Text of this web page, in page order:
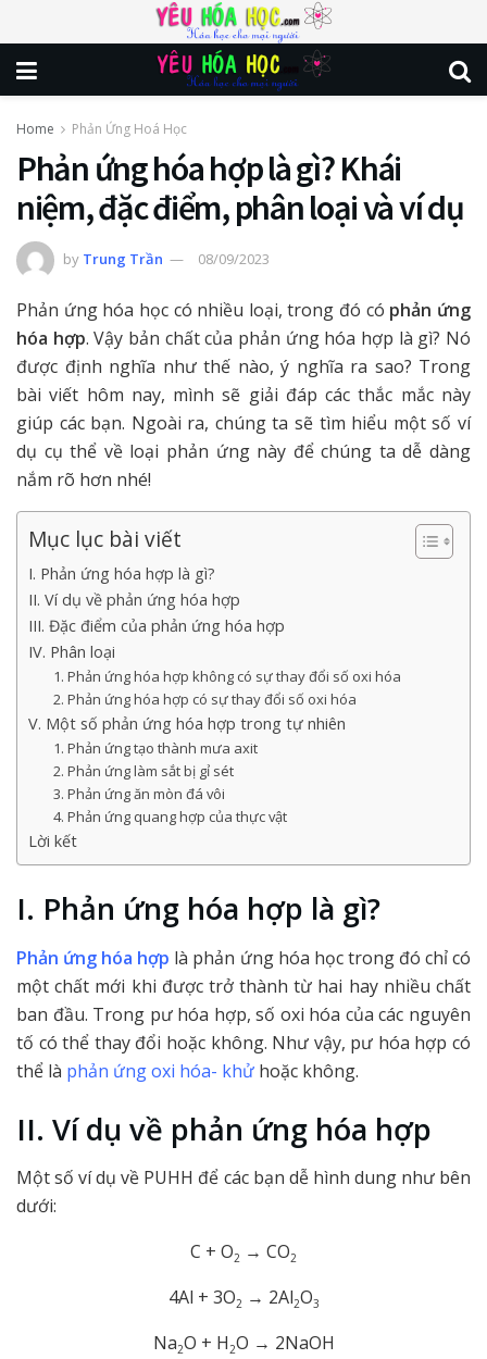
Home Phản Ứng Hoá Học
Phản ứng hóa hợp là gì? Khái
niệm, đặc điểm, phân loại và ví dụ
by Trung Trần 08/09/2023
Phản ứng hóa học có nhiều loại, trong đó có phản ứng
hóa hợp. Vậy bản chất của phản ứng hóa hợp là gì? Nó
được định nghĩa như thế nào, ý nghĩa ra sao? Trong
bài viết hôm nay, mình sẽ giải đáp các thắc mắc này
giúp các bạn. Ngoài ra, chúng ta sẽ tìm hiểu một số ví
dụ cụ thể về loại phản ứng này để chúng ta dễ dàng
nắm rõ hơn nhé!
Mục lục bài viết
I. Phản ứng hóa hợp là gì?
II. Ví dụ về phản ứng hóa hợp
III. Đặc điểm của phản ứng hóa hợp
IV. Phân loại
1. Phản ứng hóa hợp không có sự thay đổi số oxi hóa
2. Phản ứng hóa hợp có sự thay đổi số oxi hóa
V. Một số phản ứng hóa hợp trong tự nhiên
1. Phản ứng tạo thành mưa axit
2. Phản ứng làm sắt bị gỉ sét
3. Phản ứng ăn mòn đá vôi
4. Phản ứng quang hợp của thực vật
Lời kết
I. Phản ứng hóa hợp là gì?
Phản ứng hóa hợp là phản ứng hóa học trong đó chỉ có
một chất mới khi được trở thành từ hai hay nhiều chất
ban đầu. Trong pư hóa hợp, số oxi hóa của các nguyên
tố có thể thay đổi hoặc không. Như vậy, pư hóa hợp có
thể là phản ứng oxi hóa- khử hoặc không.
II. Ví dụ về phản ứng hóa hợp
Một số ví dụ về PUHH để các bạn dễ hình dung như bên
dưới:
C + O2 → CO2
4Al + 3O2 → 2Al2O3
Na2O + H2O → 2NaOH